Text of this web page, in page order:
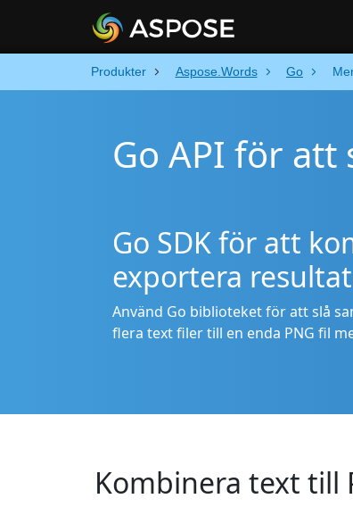
Produkter Aspose.Words Go
Go API för att
Go SDK för att
exportera
Använd Go biblioteket för att slå
flera text filer till en enda PNG fil
Kombinera text till